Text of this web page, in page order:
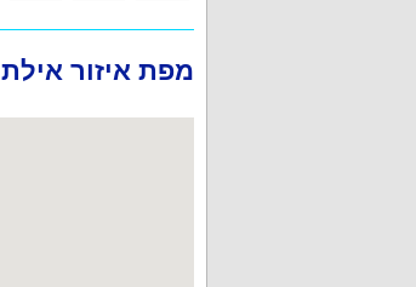
מפת איזור אילת